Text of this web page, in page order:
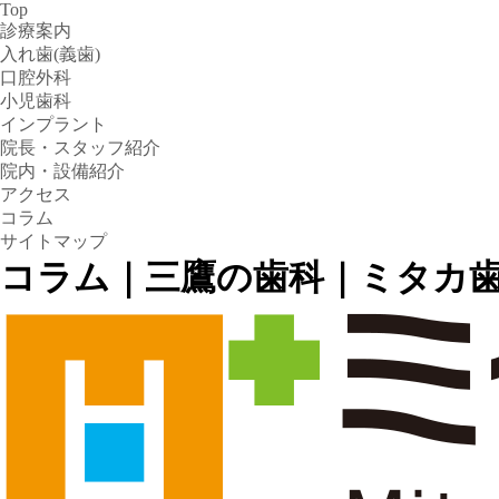
Top
診療案内
入れ歯(義歯)
口腔外科
小児歯科
インプラント
院長・スタッフ紹介
院内・設備紹介
アクセス
コラム
サイトマップ
コラム｜三鷹の歯科｜ミタカ